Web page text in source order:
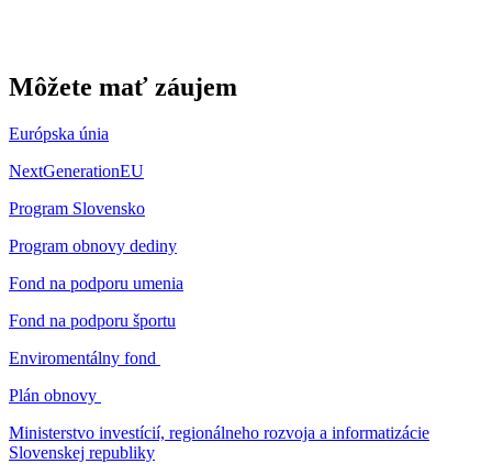
Môžete mať záujem
Európska únia
NextGenerationEU
Program Slovensko
Program obnovy dediny
Fond na podporu umenia
Fond na podporu športu
Enviromentálny fond
Plán obnovy
Ministerstvo investícií, regionálneho rozvoja a informatizácie
Slovenskej republiky